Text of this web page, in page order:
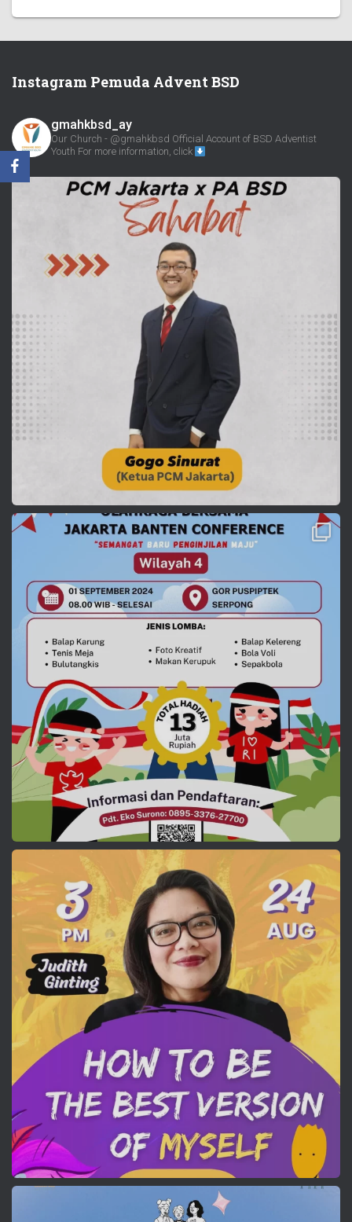
Instagram Pemuda Advent BSD
gmahkbsd_ay
Our Church - @gmahkbsd Official Account of BSD Adventist
Youth For more information, click